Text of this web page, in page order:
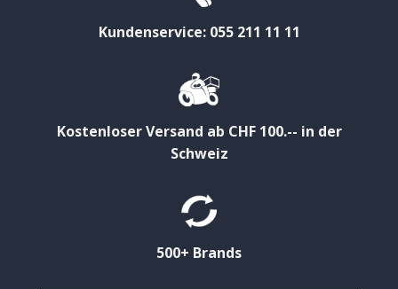
Kundenservice: 055 211 11 11
Kostenloser Versand ab CHF 100.-- in der
Schweiz
500+ Brands